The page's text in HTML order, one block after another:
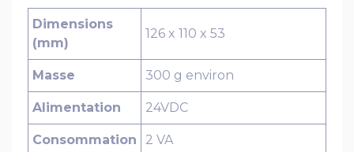
Dimensions
(mm)
126 x 110 x 53
Masse 300 g environ
Alimentation 24VDC
Consommation 2 VA